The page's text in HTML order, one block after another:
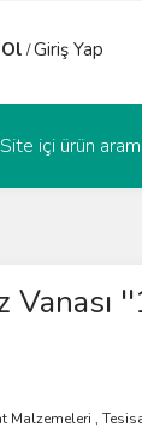
/Giriş Yap
Vanası
Malzemeleri ,